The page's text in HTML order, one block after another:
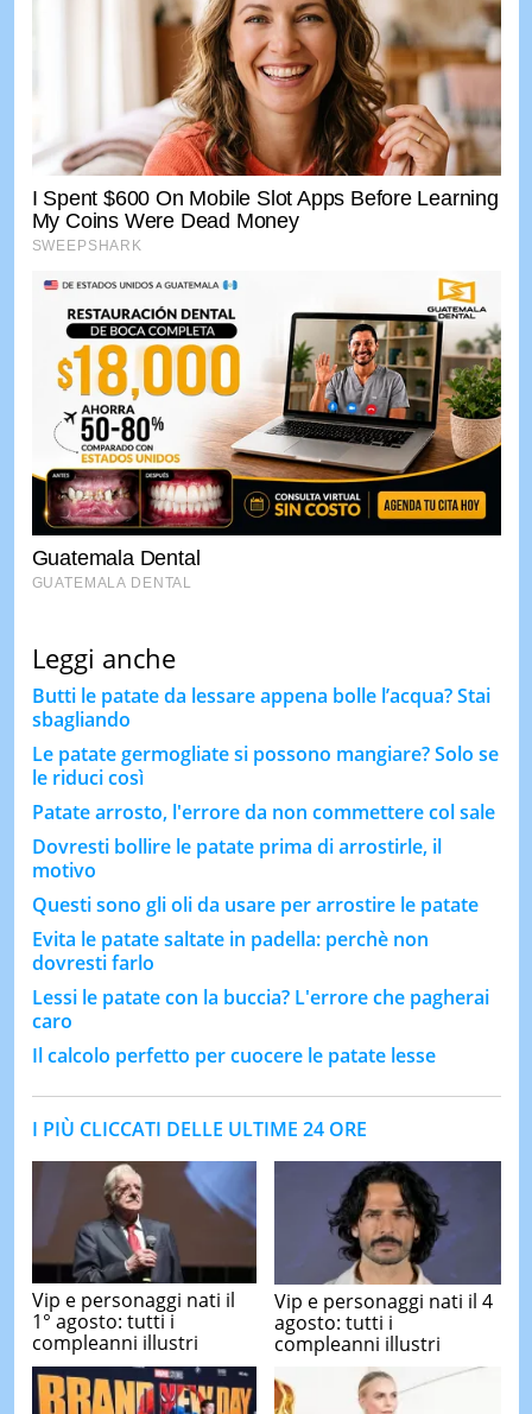
Leggi anche
Butti le patate da lessare appena bolle l’acqua? Stai
sbagliando
Le patate germogliate si possono mangiare? Solo se
le riduci così
Patate arrosto, l'errore da non commettere col sale
Dovresti bollire le patate prima di arrostirle, il
motivo
Questi sono gli oli da usare per arrostire le patate
Evita le patate saltate in padella: perchè non
dovresti farlo
Lessi le patate con la buccia? L'errore che pagherai
caro
Il calcolo perfetto per cuocere le patate lesse
I PIÙ CLICCATI DELLE ULTIME 24 ORE
Vip e personaggi nati il
1° agosto: tutti i
compleanni illustri
Vip e personaggi nati il 4
agosto: tutti i
compleanni illustri